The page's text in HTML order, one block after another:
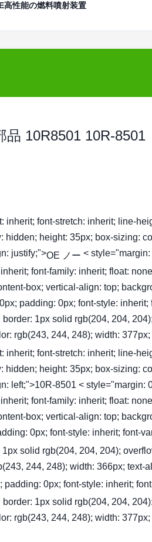
高性能の燃料噴射装置
10R8501 10R-
font-stretch: inherit; line-
height: 35px; box-sizing:
justify;">OE ノー <
font-family: inherit; float:
box; vertical-align: top;
padding: 0px; font-style: inherit;
1px solid rgb(204, 204,
rgb(243, 244, 248); width:
font-stretch: inherit; line-
height: 35px; box-sizing:
left;">10R-8501 < style="margin:
font-family: inherit; float:
box; vertical-align: top;
0px; font-style: inherit; font-
solid rgb(204, 204, 204);
244, 248); width: 366px; text-
0px; font-style: inherit;
1px solid rgb(204, 204,
rgb(243, 244, 248); width: